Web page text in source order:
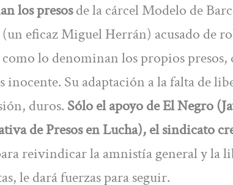
los presosde la cárcel Modelo de
eficaz Miguel Herrán) acusado de
como lo denominan los propios
inocente. Su adaptación a la falta de
duros. Sólo el apoyo de El Negro
de Presos en Lucha), el sindicato
reivindicar la amnistía general y la
le dará fuerzas para seguir.